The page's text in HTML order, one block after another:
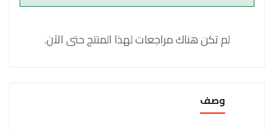
لم تكن هناك مراجعات لهذا المنتج حتى الآن.
وصف